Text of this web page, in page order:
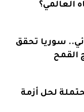
العالمي؟
سوريا تحقق
القمح
لحل أزمة